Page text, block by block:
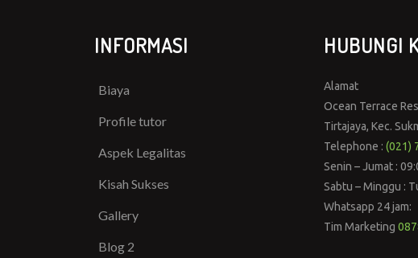
INFORMASI
Biaya
Profile tutor
Aspek Legalitas
Kisah Sukses
Gallery
Blog 2
HUBUNGI
Alamat
Ocean Terrace
Tirtajaya, Kec.
Telephone : (021)
Senin – Jumat :
Sabtu – Minggu :
Whatsapp 24 jam:
Tim Marketing